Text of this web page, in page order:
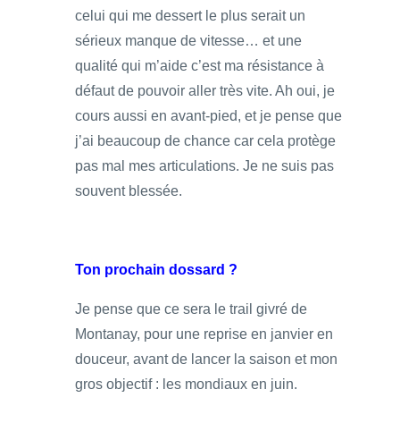
celui qui me dessert le plus serait un
sérieux manque de vitesse… et une
qualité qui m’aide c’est ma résistance à
défaut de pouvoir aller très vite. Ah oui, je
cours aussi en avant-pied, et je pense que
j’ai beaucoup de chance car cela protège
pas mal mes articulations. Je ne suis pas
souvent blessée.
Ton prochain dossard ?
Je pense que ce sera le trail givré de
Montanay, pour une reprise en janvier en
douceur, avant de lancer la saison et mon
gros objectif : les mondiaux en juin.